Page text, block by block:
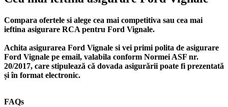
Compara ofertele si alege cea mai competitiva sau cea mai
ieftina asigurare RCA pentru Ford Vignale.
Achita asigurarea Ford Vignale si vei primi polita de asigurare
Ford Vignale pe email, valabila conform Normei ASF nr.
20/2017, care stipulează că dovada asigurării poate fi prezentată
și în format electronic.
FAQs